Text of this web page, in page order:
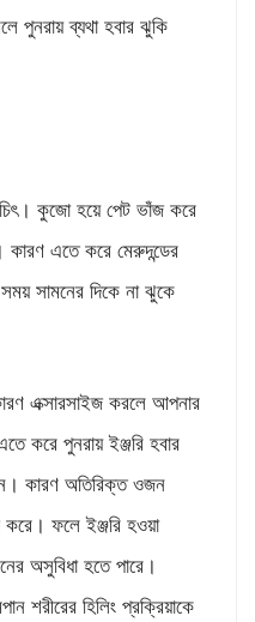
পুনরায় ব্যথা হবার ঝুকি
কুজো হয়ে পেট ভাঁজ করে
কারণ এতে করে মেরুদন্ডের
সামনের দিকে না ঝুকে
এক্সারসাইজ করলে আপনার
করে পুনরায় ইঞ্জরি হবার
কারণ অতিরিক্ত ওজন
করে। ফলে ইঞ্জরি হওয়া
অসুবিধা হতে পারে।
শরীরের হিলিং প্রক্রিয়াকে